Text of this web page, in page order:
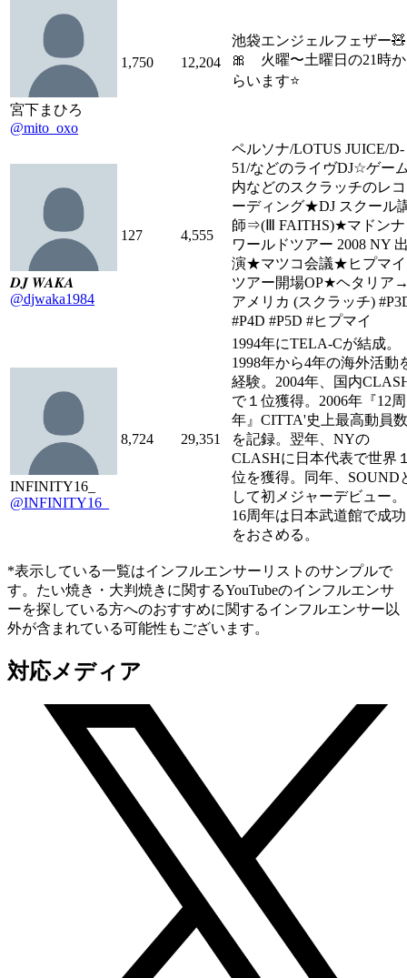
宮下まひろ
@mito_oxo
1,750 12,204
池袋エンジェルフェザー🧸
🎀 火曜〜土曜日の21時か
らいます⭐️
𝑫𝑱 𝑾𝑨𝑲𝑨
@djwaka1984
127 4,555
ペルソナ/LOTUS JUICE/D-
51/などのライヴDJ☆ゲー
内などのスクラッチのレコ
ーディング★DJ スクール
師⇒(Ⅲ FAITHS)★マドンナ
ワールドツアー 2008 NY
演★マツコ会議★ヒプマイ
ツアー開場OP★ヘタリア
アメリカ (スクラッチ)
#P4D #P5D #ヒプマイ
INFINITY16_
@INFINITY16_
8,724 29,351
1994年にTELA-Cが結成。
1998年から4年の海外活動
経験。2004年、国内
で１位獲得。2006年『12周
年』CITTA'史上最高動員数
を記録。翌年、NYの
CLASHに日本代表で世界
位を獲得。同年、SOUND
して初メジャーデビュー。
16周年は日本武道館で成功
をおさめる。
*表示している一覧はインフルエンサーリストのサンプルで
す。たい焼き・大判焼きに関するYouTubeのインフルエンサ
ーを探している方へのおすすめに関するインフルエンサー以
外が含まれている可能性もございます。
対応メディア